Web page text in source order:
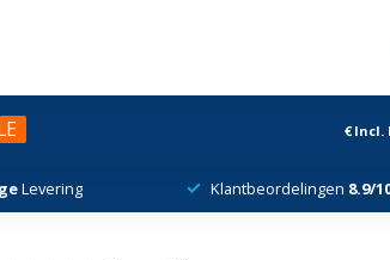
€ Incl.
Levering Klantbeordelingen 8.9/